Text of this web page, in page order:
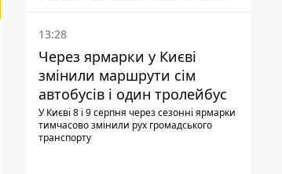
13:28
Через ярмарки у Києві
змінили маршрути сім
автобусів і один тролейбус
У Києві 8 і 9 серпня через сезонні ярмарки
тимчасово змінили рух громадського
транспорту